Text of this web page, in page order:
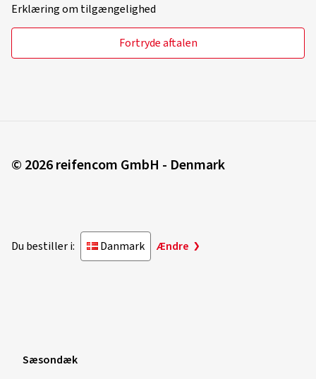
Erklæring om tilgængelighed
Fortryde aftalen
© 2026 reifencom GmbH - Denmark
Du bestiller i: Danmark Ændre
Sæsondæk